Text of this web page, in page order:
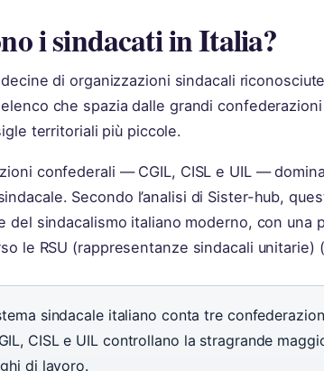
i sindacati in Italia?
di organizzazioni sindacali
che spazia dalle grandi
territoriali più piccole.
confederali — CGIL, CISL e UIL —
Secondo l’analisi di Sister-hub,
del sindacalismo italiano moderno, con una
le RSU (rappresentanze sindacali unitarie) (
sindacale italiano conta tre
CISL e UIL controllano la stragrande
di lavoro.